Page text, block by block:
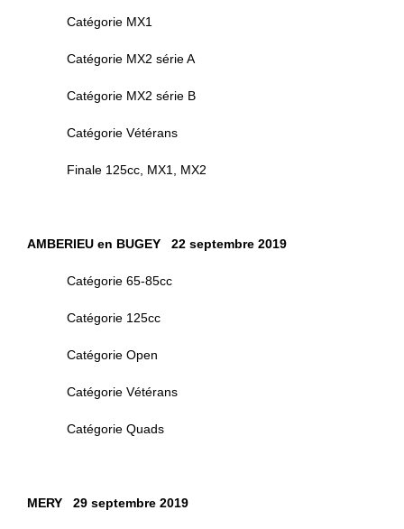
Catégorie MX1
Catégorie MX2 série A
Catégorie MX2 série B
Catégorie Vétérans
Finale 125cc, MX1, MX2
AMBERIEU en BUGEY 22 septembre 2019
Catégorie 65-85cc
Catégorie 125cc
Catégorie Open
Catégorie Vétérans
Catégorie Quads
MERY 29 septembre 2019